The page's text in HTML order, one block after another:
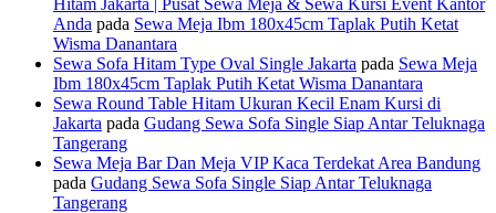
Hitam Jakarta | Pusat Sewa Meja & Sewa Kursi Event Kantor
Anda pada Sewa Meja Ibm 180x45cm Taplak Putih Ketat
Wisma Danantara
Sewa Sofa Hitam Type Oval Single Jakarta pada Sewa Meja
Ibm 180x45cm Taplak Putih Ketat Wisma Danantara
Sewa Round Table Hitam Ukuran Kecil Enam Kursi di
Jakarta pada Gudang Sewa Sofa Single Siap Antar Teluknaga
Tangerang
Sewa Meja Bar Dan Meja VIP Kaca Terdekat Area Bandung
pada Gudang Sewa Sofa Single Siap Antar Teluknaga
Tangerang